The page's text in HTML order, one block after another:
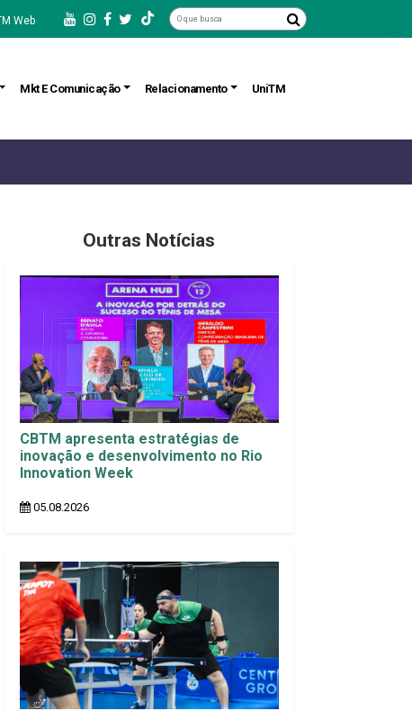
Web
Mkt E Comunicação Relacionamento UniTM
Outras Notícias
CBTM apresenta estratégias de
inovação e desenvolvimento no Rio
Innovation Week
05.08.2026